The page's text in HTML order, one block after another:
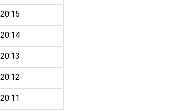
20:15
20:14
20:13
20:12
20:11